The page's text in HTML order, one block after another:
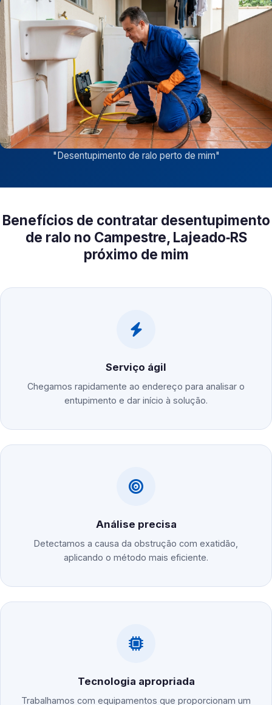
"Desentupimento de ralo perto de mim"
Benefícios de contratar desentupimento
de ralo no Campestre, Lajeado‑RS
próximo de mim
Serviço ágil
Chegamos rapidamente ao endereço para analisar o
entupimento e dar início à solução.
Análise precisa
Detectamos a causa da obstrução com exatidão,
aplicando o método mais eficiente.
Tecnologia apropriada
Trabalhamos com equipamentos que proporcionam um